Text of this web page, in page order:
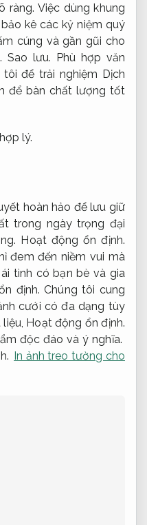
ràng. Việc dùng khung
kê các kỷ niệm quý
cúng và gần gũi cho
Sao lưu. Phù hợp văn
để trải nghiệm Dịch
để bàn chất lượng tốt
lý.
hoàn hảo để lưu giữ
trong ngày trọng đại
Hoạt động ổn định.
đem đến niềm vui mà
tình có bạn bè và gia
định. Chúng tôi cung
cưới có đa dạng tùy
Hoạt động ổn định.
độc đáo và ý nghĩa.
In ảnh treo tường cho